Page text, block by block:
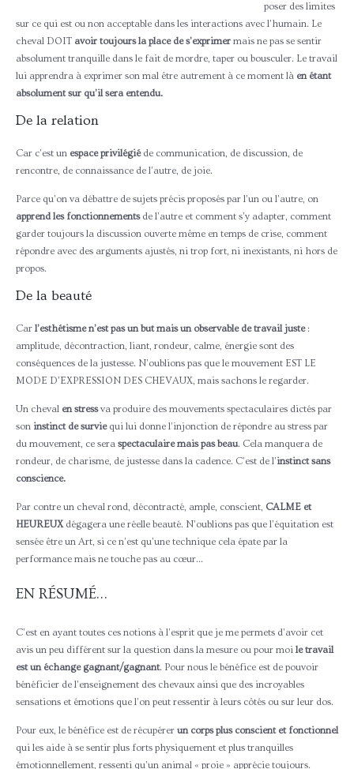
poser des limites
sur ce qui est ou non acceptable dans les interactions avec l’humain. Le
cheval DOIT avoir toujours la place de s’exprimer mais ne pas se sentir
absolument tranquille dans le fait de mordre, taper ou bousculer. Le travail
lui apprendra à exprimer son mal être autrement à ce moment là en étant
absolument sur qu’il sera entendu.
De la relation
Car c’est un espace privilégiéde communication, de discussion, de
rencontre, de connaissance de l’autre, de joie.
Parce qu’on va débattre de sujets précis proposés par l’un ou l’autre, on
apprend les fonctionnementsde l’autre et comment s’y adapter, comment
garder toujours la discussion ouverte même en temps de crise, comment
répondre avec des arguments ajustés, ni trop fort, ni inexistants, ni hors de
propos.
De la beauté
Car l’esthétisme n’est pas un but mais un observable de travail juste:
amplitude, décontraction, liant, rondeur, calme, énergie sont des
conséquences de la justesse. N’oublions pas que le mouvement EST LE
MODE D’EXPRESSION DES CHEVAUX, mais sachons le regarder.
Un cheval en stressva produire des mouvements spectaculaires dictés par
son instinct de surviequi lui donne l’injonction de répondre au stress par
du mouvement, ce sera spectaculaire mais pas beau. Cela manquera de
rondeur, de charisme, de justesse dans la cadence. C’est de l’instinct sans
conscience.
Par contre un cheval rond, décontracté, ample, conscient, CALME et
HEUREUXdégagera une réelle beauté. N’oublions pas que l’équitation est
sensée être un Art, si ce n’est qu’une technique cela épate par la
performance mais ne touche pas au cœur…
EN RÉSUMÉ…
C’est en ayant toutes ces notions à l’esprit que je me permets d’avoir cet
avis un peu différent sur la question dans la mesure ou pour moi le travail
est un échange gagnant/gagnant. Pour nous le bénéfice est de pouvoir
bénéficier de l’enseignement des chevaux ainsi que des incroyables
sensations et émotions que l’on peut ressentir à leurs côtés ou sur leur dos.
Pour eux, le bénéfice est de récupérer un corps plus conscient et fonctionnel
qui les aide à se sentir plus forts physiquement et plus tranquilles
émotionnellement, ressenti qu’un animal « proie » apprécie toujours.